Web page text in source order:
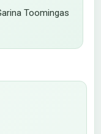
Toomingas